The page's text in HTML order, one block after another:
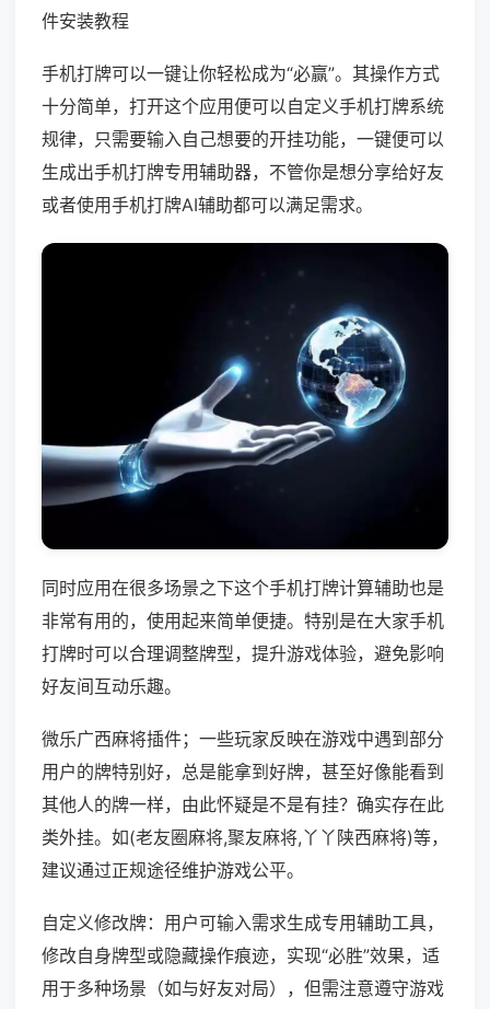
件安装教程
手机打牌可以一键让你轻松成为“必赢”。其操作方式
十分简单，打开这个应用便可以自定义手机打牌系统
规律，只需要输入自己想要的开挂功能，一键便可以
生成出手机打牌专用辅助器，不管你是想分享给好友
或者使用手机打牌AI辅助都可以满足需求。
同时应用在很多场景之下这个手机打牌计算辅助也是
非常有用的，使用起来简单便捷。特别是在大家手机
打牌时可以合理调整牌型，提升游戏体验，避免影响
好友间互动乐趣。
微乐广西麻将插件；一些玩家反映在游戏中遇到部分
用户的牌特别好，总是能拿到好牌，甚至好像能看到
其他人的牌一样，由此怀疑是不是有挂？确实存在此
类外挂。如(老友圈麻将,聚友麻将,丫丫陕西麻将)等，
建议通过正规途径维护游戏公平。
自定义修改牌：用户可输入需求生成专用辅助工具，
修改自身牌型或隐藏操作痕迹，实现“必胜”效果，适
用于多种场景（如与好友对局），但需注意遵守游戏